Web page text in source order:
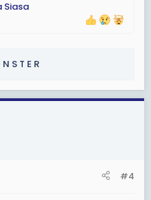
Siasa
S T E R
#4